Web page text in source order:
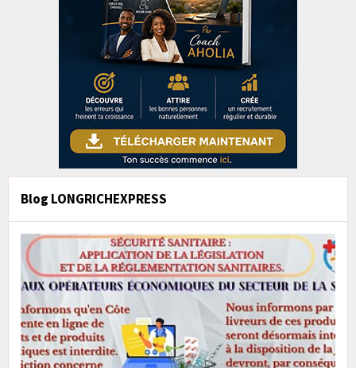
Blog LONGRICHEXPRESS